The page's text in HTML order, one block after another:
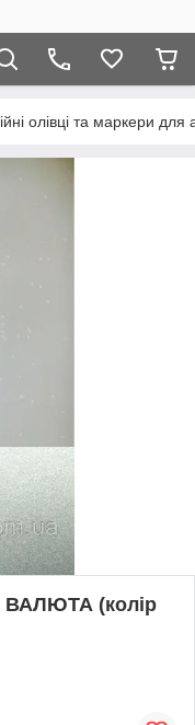
олівці та маркери для
ВАЛЮТА (колір